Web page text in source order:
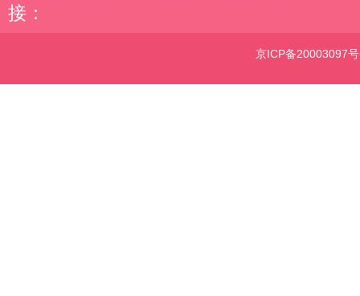
接：
京ICP备20003097